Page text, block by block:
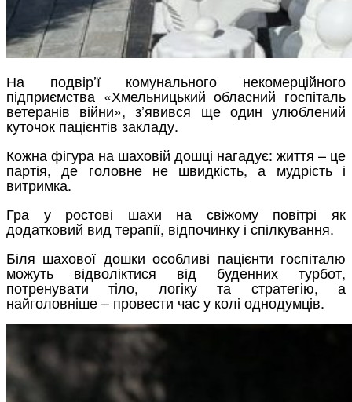
На подвір’ї комунального некомерційного
підприємства «Хмельницький обласний госпіталь
ветеранів війни», зʼявився ще один улюблений
куточок пацієнтів закладу.
Кожна фігура на шаховій дошці нагадує: життя – це
партія, де головне не швидкість, а мудрість і
витримка.
Гра у ростові шахи на свіжому повітрі як
додатковий вид терапії, відпочинку і спілкування.
Біля шахової дошки особливі пацієнти госпіталю
можуть відволіктися від буденних турбот,
потренувати тіло, логіку та стратегію, а
найголовніше – провести час у колі однодумців.